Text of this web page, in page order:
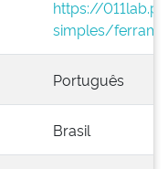
https://
simples/
Português
Brasil